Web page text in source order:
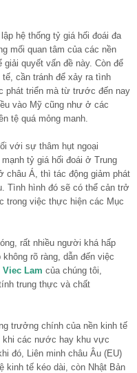
hệ thống tỷ giá hối đoái đa
mối quan tâm của các nền
quyết vấn đề này. Còn để
cần tránh để xảy ra tình
phát triển mà từ trước đến nay
vào Mỹ cũng như ở các
tệ quá mỏng manh.
với sự thâm hụt ngoại
tỷ giá hối đoái ở Trung
châu Á, thì tác động giảm phát
Tình hình đó sẽ có thể cản trở
trong việc thực hiện các Mục
rất nhiều người khá hấp
rõ ràng, dẫn đến việc
Viec Lam của chúng tôi,
trung thực và chất
trưởng chính của nền kinh tế
khi các nước hay khu vực
đó, Liên minh châu Âu (EU)
kinh tế kéo dài, còn Nhật Bản